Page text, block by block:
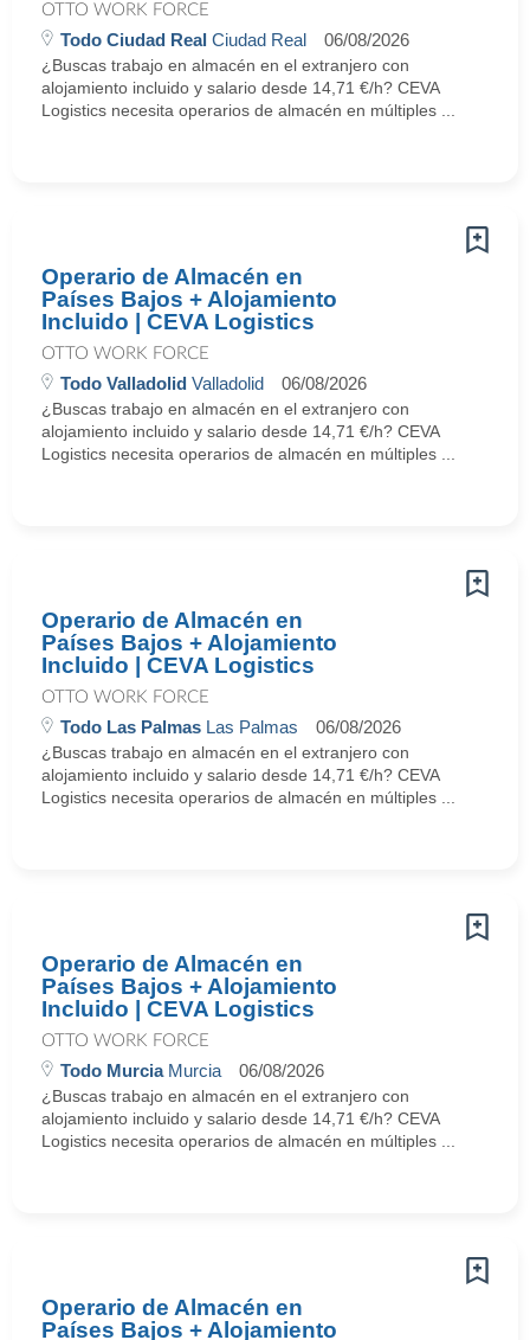
OTTO WORK FORCE
Todo Ciudad Real Ciudad Real 06/08/2026
¿Buscas trabajo en almacén en el extranjero con
alojamiento incluido y salario desde 14,71 €/h? CEVA
Logistics necesita operarios de almacén en múltiples ...
Operario de Almacén en
Países Bajos + Alojamiento
Incluido | CEVA Logistics
OTTO WORK FORCE
Todo Valladolid Valladolid 06/08/2026
¿Buscas trabajo en almacén en el extranjero con
alojamiento incluido y salario desde 14,71 €/h? CEVA
Logistics necesita operarios de almacén en múltiples ...
Operario de Almacén en
Países Bajos + Alojamiento
Incluido | CEVA Logistics
OTTO WORK FORCE
Todo Las Palmas Las Palmas 06/08/2026
¿Buscas trabajo en almacén en el extranjero con
alojamiento incluido y salario desde 14,71 €/h? CEVA
Logistics necesita operarios de almacén en múltiples ...
Operario de Almacén en
Países Bajos + Alojamiento
Incluido | CEVA Logistics
OTTO WORK FORCE
Todo MurciaMurcia 06/08/2026
¿Buscas trabajo en almacén en el extranjero con
alojamiento incluido y salario desde 14,71 €/h? CEVA
Logistics necesita operarios de almacén en múltiples ...
Operario de Almacén en
Países Bajos + Alojamiento